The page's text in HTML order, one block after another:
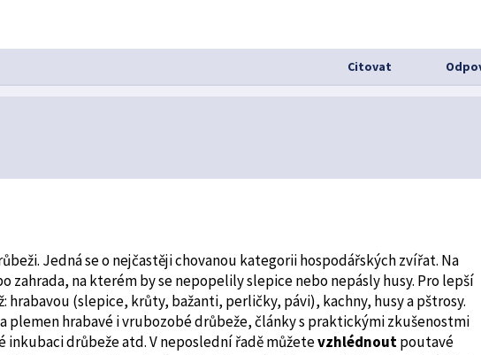
Citovat
Jedná se o nejčastěji chovanou kategorii hospodářských zvířat. Na
zahrada, na kterém by se nepopelily slepice nebo nepásly husy. Pro lepší
(slepice, krůty, bažanti, perličky, pávi), kachny, husy a pštrosy.
plemen hrabavé i vrubozobé drůbeže, články s praktickými zkušenostmi
drůbeže atd. V neposlední řadě můžetevzhlédnoutpoutavé